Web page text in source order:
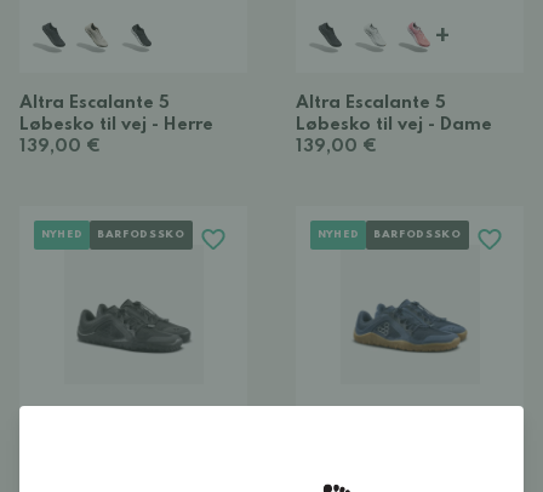
Altra Escalante 5
Løbesko til vej - Herre
139,00 €
+
Altra Escalante 5
Løbesko til vej - Dame
139,00 €
NYHED BARFODSSKO NYHED BARFODSSKO